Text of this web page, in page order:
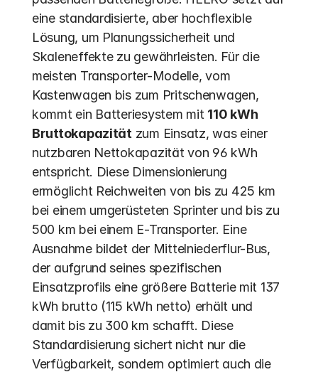
eine standardisierte, aber hochflexible
Lösung, um Planungssicherheit und
Skaleneffekte zu gewährleisten. Für die
meisten Transporter-Modelle, vom
Kastenwagen bis zum Pritschenwagen,
kommt ein Batteriesystem mit 110 kWh
Bruttokapazität zum Einsatz, was einer
nutzbaren Nettokapazität von 96 kWh
entspricht. Diese Dimensionierung
ermöglicht Reichweiten von bis zu 425 km
bei einem umgerüsteten Sprinter und bis zu
500 km bei einem E-Transporter. Eine
Ausnahme bildet der Mittelniederflur-Bus,
der aufgrund seines spezifischen
Einsatzprofils eine größere Batterie mit 137
kWh brutto (115 kWh netto) erhält und
damit bis zu 300 km schafft. Diese
Standardisierung sichert nicht nur die
Verfügbarkeit, sondern optimiert auch die